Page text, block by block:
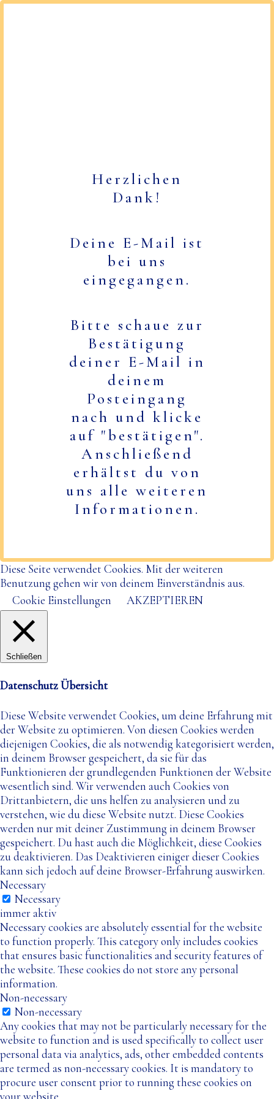
Herzlichen
Dank!
Deine E-Mail ist
bei uns
eingegangen.
Bitte schaue zur
Bestätigung
deiner E-Mail in
deinem
Posteingang
nach und klicke
auf "bestätigen".
Anschließend
erhältst du von
uns alle weiteren
Informationen.
Diese Seite verwendet Cookies. Mit der weiteren
Benutzung gehen wir von deinem Einverständnis aus.
Cookie Einstellungen
AKZEPTIEREN
Schließen
Datenschutz Übersicht
Diese Website verwendet Cookies, um deine Erfahrung mit
der Website zu optimieren. Von diesen Cookies werden
diejenigen Cookies, die als notwendig kategorisiert werden,
in deinem Browser gespeichert, da sie für das
Funktionieren der grundlegenden Funktionen der Website
wesentlich sind. Wir verwenden auch Cookies von
Drittanbietern, die uns helfen zu analysieren und zu
verstehen, wie du diese Website nutzt. Diese Cookies
werden nur mit deiner Zustimmung in deinem Browser
gespeichert. Du hast auch die Möglichkeit, diese Cookies
zu deaktivieren. Das Deaktivieren einiger dieser Cookies
kann sich jedoch auf deine Browser-Erfahrung auswirken.
Necessary
Necessary
immer aktiv
Necessary cookies are absolutely essential for the website
to function properly. This category only includes cookies
that ensures basic functionalities and security features of
the website. These cookies do not store any personal
information.
Non-necessary
Non-necessary
Any cookies that may not be particularly necessary for the
website to function and is used specifically to collect user
personal data via analytics, ads, other embedded contents
are termed as non-necessary cookies. It is mandatory to
procure user consent prior to running these cookies on
your website.